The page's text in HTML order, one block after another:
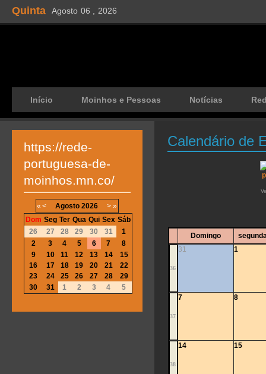
Quinta Agosto 06 , 2026
Início Moinhos e Pessoas Notícias
Calendário de
Domingo
36
31 1
37
7 8
38
14 15
https://rede-
portuguesa-de-
moinhos.mn.co/
« < Agosto 2026 > »
Dom Seg Ter Qua Qui Sex Sáb
26
27 28 29 30 31
1
2
3 4 5 6 7
8
9
10 11 12 13 14
15
16
17 18 19 20 21
22
23
24 25 26 27 28
29
30
31 1 2 3 4 5